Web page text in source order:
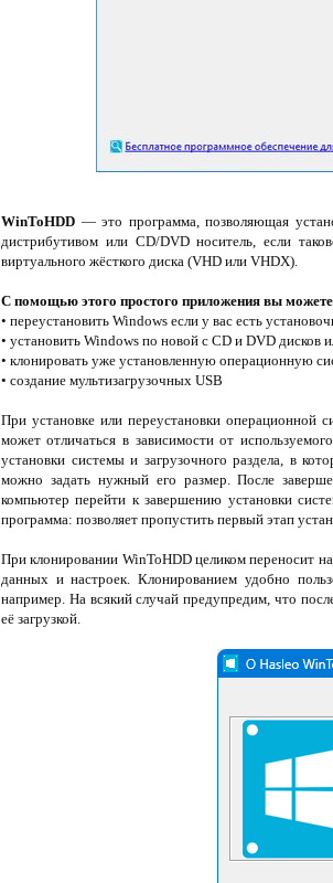
WinToHDD— это программа, позволяющая
дистрибутивом или CD/DVD носитель, если
виртуального жёсткого диска (VHD или VHDX).
С помощью этого простого приложения вы
• переустановить Windows если у вас есть
• установить Windows по новой с CD и DVD дисков
• клонировать уже установленную операционную
• создание мультизагрузочных USB
При установке или переустановки операционной
может отличаться в зависимости от
установки системы и загрузочного раздела, в
можно задать нужный его размер. После
компьютер перейти к завершению установки
программа: позволяет пропустить первый этап
При клонировании WinToHDD целиком переносит
данных и настроек. Клонированием удобно
например. На всякий случай предупредим, что
её загрузкой.